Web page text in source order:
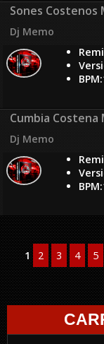
Sones Costenos
Dj Memo
BPM:
Cumbia Costena
Dj Memo
BPM:
1 2 3 4 5